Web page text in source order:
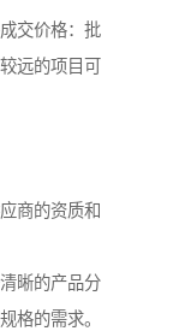
交价格：批
远的项目可
商的资质和
晰的产品分
格的需求。